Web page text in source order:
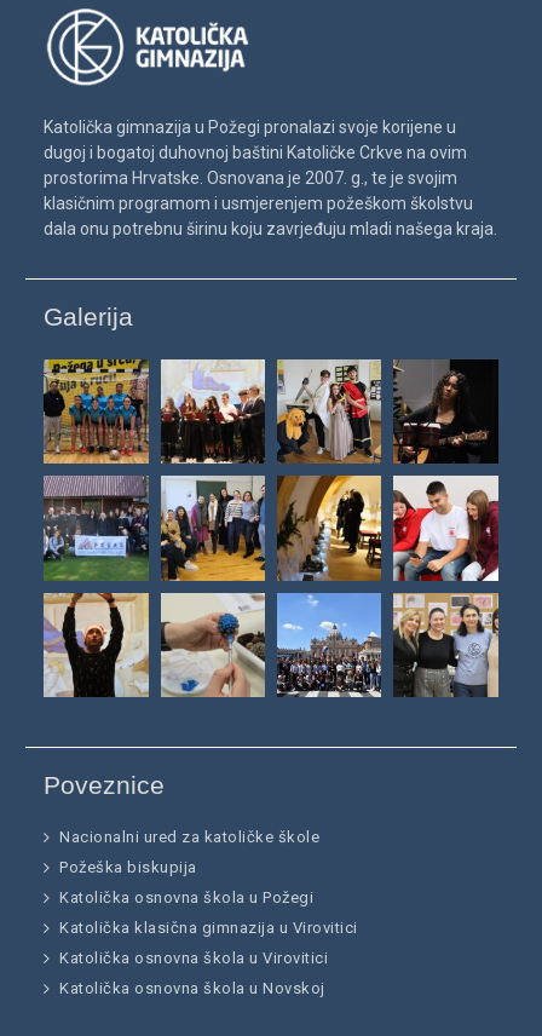
Katolička gimnazija u Požegi pronalazi svoje korijene u
dugoj i bogatoj duhovnoj baštini Katoličke Crkve na ovim
prostorima Hrvatske. Osnovana je 2007. g., te je svojim
klasičnim programom i usmjerenjem požeškom školstvu
dala onu potrebnu širinu koju zavrjeđuju mladi našega kraja.
Galerija
Poveznice
Nacionalni ured za katoličke škole
Požeška biskupija
Katolička osnovna škola u Požegi
Katolička klasična gimnazija u Virovitici
Katolička osnovna škola u Virovitici
Katolička osnovna škola u Novskoj